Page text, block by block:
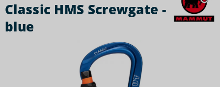
Classic HMS Screwgate -
blue